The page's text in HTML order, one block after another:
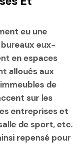
eu une
eux-
en espaces
alloués aux
de
sur les
entreprises et
de sport, etc.
repensé pour